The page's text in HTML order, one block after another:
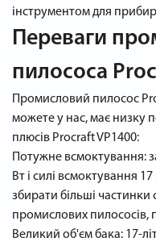
інструментом для
Переваги
пилососа
Промисловий пилосос
можете у нас, має низку
плюсів Procraft VP1400:
Потужне всмоктування:
Вт і силі всмоктування
збирати більші частинки
промислових пилососів,
Великий об'єм бака: 17-